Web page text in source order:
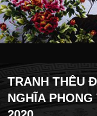
TRANH THÊU
NGHĨA